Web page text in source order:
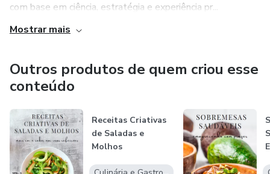
com base em ciência, estratégia e experiência pr...
Mostrar mais
Outros produtos de quem criou esse
conteúdo
Receitas Criativas
de Saladas e
Molhos